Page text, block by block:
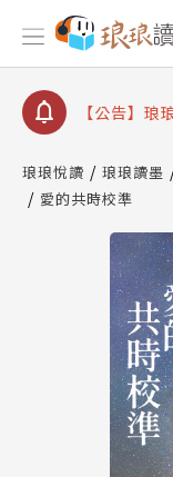
【公告】因
停部分閱讀
【公告】琅
【公告】琅
請圖文教學
【公告】琅
查詢
【公告】
停部分閱讀
琅琅悅讀 琅琅讀墨
愛的共時校準